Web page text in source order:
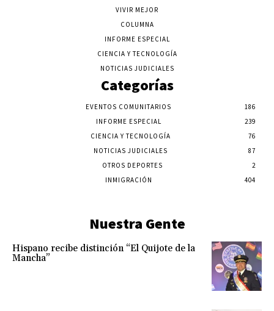
VIVIR MEJOR
COLUMNA
INFORME ESPECIAL
CIENCIA Y TECNOLOGÍA
NOTICIAS JUDICIALES
Categorías
EVENTOS COMUNITARIOS
186
INFORME ESPECIAL
239
CIENCIA Y TECNOLOGÍA
76
NOTICIAS JUDICIALES
87
OTROS DEPORTES
2
INMIGRACIÓN
404
Nuestra Gente
Hispano recibe distinción “El Quijote de la
Mancha”